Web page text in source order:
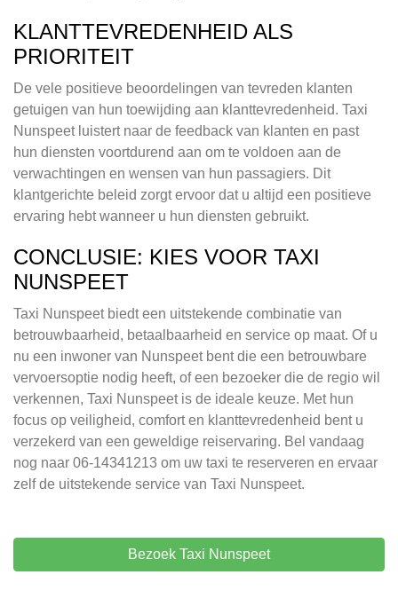
KLANTTEVREDENHEID ALS
PRIORITEIT
De vele positieve beoordelingen van tevreden klanten
getuigen van hun toewijding aan klanttevredenheid. Taxi
Nunspeet luistert naar de feedback van klanten en past
hun diensten voortdurend aan om te voldoen aan de
verwachtingen en wensen van hun passagiers. Dit
klantgerichte beleid zorgt ervoor dat u altijd een positieve
ervaring hebt wanneer u hun diensten gebruikt.
CONCLUSIE: KIES VOOR TAXI
NUNSPEET
Taxi Nunspeet biedt een uitstekende combinatie van
betrouwbaarheid, betaalbaarheid en service op maat. Of u
nu een inwoner van Nunspeet bent die een betrouwbare
vervoersoptie nodig heeft, of een bezoeker die de regio wil
verkennen, Taxi Nunspeet is de ideale keuze. Met hun
focus op veiligheid, comfort en klanttevredenheid bent u
verzekerd van een geweldige reiservaring. Bel vandaag
nog naar 06-14341213 om uw taxi te reserveren en ervaar
zelf de uitstekende service van Taxi Nunspeet.
Bezoek Taxi Nunspeet